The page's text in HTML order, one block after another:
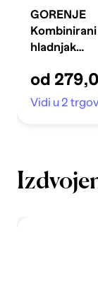
GORENJE
Kombinirani
hladnjak
od
Vidi u 2